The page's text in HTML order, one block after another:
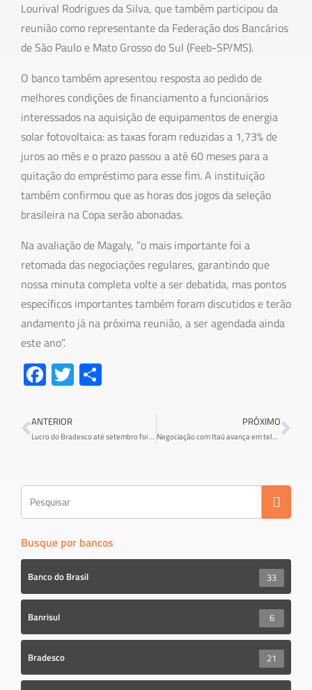
Lourival Rodrigues da Silva, que também participou da
reunião como representante da Federação dos Bancários
de São Paulo e Mato Grosso do Sul (Feeb-SP/MS).
O banco também apresentou resposta ao pedido de
melhores condições de financiamento a funcionários
interessados na aquisição de equipamentos de energia
solar fotovoltaica: as taxas foram reduzidas a 1,73% de
juros ao mês e o prazo passou a até 60 meses para a
quitação do empréstimo para esse fim. A instituição
também confirmou que as horas dos jogos da seleção
brasileira na Copa serão abonadas.
Na avaliação de Magaly, “o mais importante foi a
retomada das negociações regulares, garantindo que
nossa minuta completa volte a ser debatida, mas pontos
específicos importantes também foram discutidos e terão
andamento já na próxima reunião, a ser agendada ainda
este ano”.
Fa
ce
b
o
T
wi
er e
ANTERIOR
Lucro do Bradesco até setembro foi de R$ 19 bi
PRÓXIMO
Negociação com Itaú avança em teletrabalho, PCR e bolsa-educação
Busque por bancos
Banco do Brasil 33
Banrisul 6
Bradesco 21